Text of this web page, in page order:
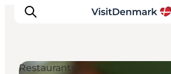
Restaurants